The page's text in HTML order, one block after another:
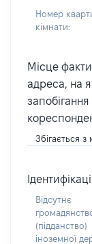
Номер
кімнати:
Місце
адреса, на
Збігається з
Відсутнє
(підданство)
іноземної